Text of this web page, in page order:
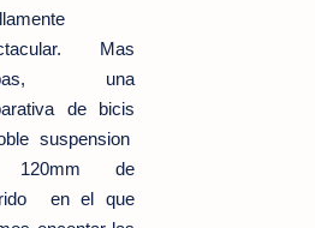
Mas
una
de bicis
suspension
120mm de
en el que